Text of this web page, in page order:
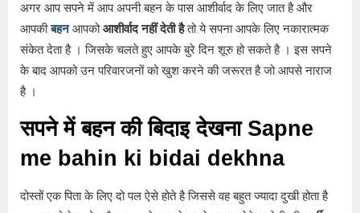
अगर आप सपने में आप अपनी बहन के पास आशीर्वाद के लिए जात है और
आपकीबहनआपकोआशीर्वाद नहीं देती हैतो ये सपना आपके लिए नकारात्मक
संकेत देता है । जिसके चलते हुए आपके बुरे दिन शूरु हो सकते है । इस सपने
के बाद आपको उन परिवारजनों को खुश करने की जरूरत है जो आपसे नाराज
है ।
सपने में बहन की बिदाइ देखना Sapne
me bahin ki bidai dekhna
दोस्तों एक पिता के लिए दो पल ऐसे होते है जिससे वह बहुत ज्यादा दुखी होता है